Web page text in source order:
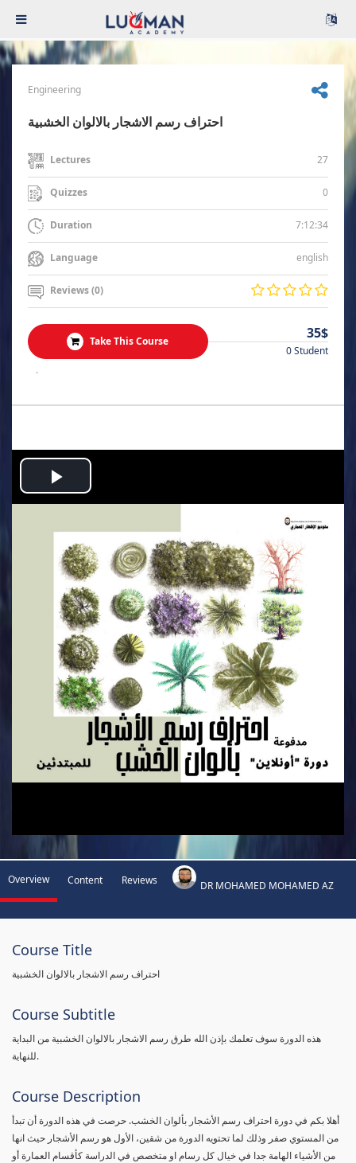
Engineering
احتراف رسم الاشجار بالالوان الخشبية
Lectures 27
Quizzes 0
Duration 7:12:34
Language english
Reviews (0)
Take This Course 35$
0 Student
.
Play
Video
Overview Content Reviews DR MOHAMED MOHAMED AZ
Course Title
احتراف رسم الاشجار بالالوان الخشبية
Course Subtitle
هذه الدورة سوف تعلمك بإذن الله طرق رسم الاشجار بالالوان الخشبية من البداية
للنهاية.
Course Description
أهلا بكم في دورة احتراف رسم الأشجار بألوان الخشب. حرصت في هذه الدورة أن تبدأ
من المستوي صفر وذلك لما تحتويه الدورة من شقين، الأول هو رسم الأشجار حيث انها
من الأشياء الهامة جدا في خيال كل رسام او متخصص في الدراسة كأقسام العمارة أو